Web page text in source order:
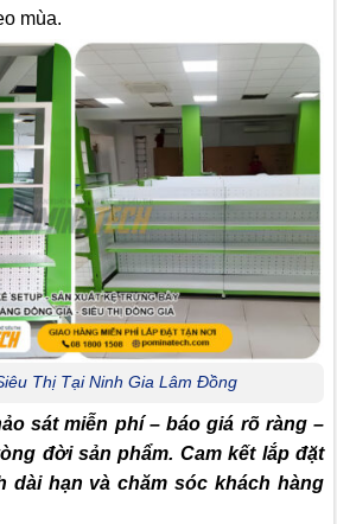
mùa.
Thị Tại Ninh Gia Lâm Đồng
sát miễn phí – báo giá rõ ràng –
đời sản phẩm. Cam kết lắp đặt
dài hạn và chăm sóc khách hàng